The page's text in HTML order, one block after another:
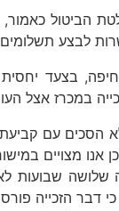
הביטול כאמור,
לבצע
בצעד
במכרז אצל
עם
אנו מצויים
שלושה שבועות
דבר הזכייה